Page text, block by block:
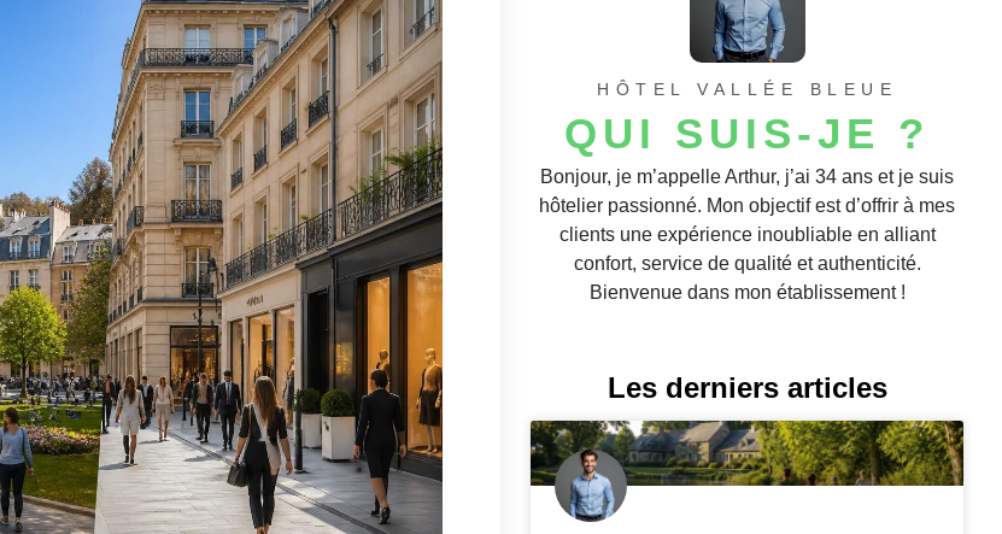
HÔTEL VALLÉE BLEUE
QUI SUIS-JE ?
Bonjour, je m’appelle Arthur, j’ai 34 ans et je suis
hôtelier passionné. Mon objectif est d’offrir à mes
clients une expérience inoubliable en alliant
confort, service de qualité et authenticité.
Bienvenue dans mon établissement !
Les derniers articles